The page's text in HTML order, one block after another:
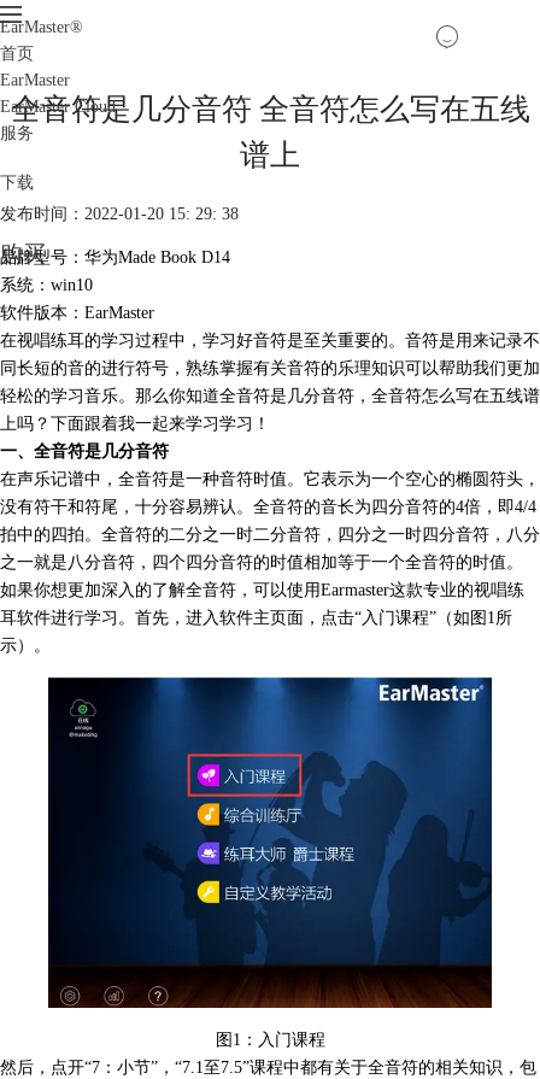
EarMaster®
首页
EarMaster
EarMaster Cloud
服务
下载
购买
全音符是几分音符 全音符怎么写在五线
谱上
发布时间：2022-01-20 15: 29: 38
品牌型号：华为Made Book D14
系统：win10
软件版本：EarMaster
在视唱练耳的学习过程中，学习好音符是至关重要的。音符是用来记录不
同长短的音的进行符号，熟练掌握有关音符的乐理知识可以帮助我们更加
轻松的学习音乐。那么你知道全音符是几分音符，全音符怎么写在五线谱
上吗？下面跟着我一起来学习学习！
一、全音符是几分音符
在声乐记谱中，全音符是一种音符时值。它表示为一个空心的椭圆符头，
没有符干和符尾，十分容易辨认。全音符的音长为四分音符的4倍，即4/4
拍中的四拍。 全音符的二分之一时二分音符，四分之一时四分音符，八分
之一就是八分音符，四个四分音符的时值相加等于一个全音符的时值。
如果你想更加深入的了解全音符，可以使用Earmaster这款专业的视唱练
耳软件进行学习。首先，进入软件主页面，点击“入门课程”（如图1所
示）。
图1：入门课程
然后，点开“7：小节”，“7.1至7.5”课程中都有关于全音符的相关知识，包